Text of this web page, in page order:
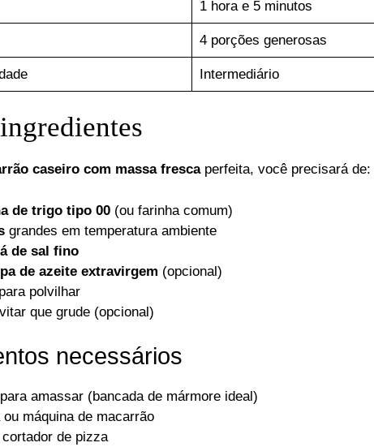
1 hora e 5 minutos
4 porções generosas
Intermediário
caseiro com massa frescaperfeita, você precisará de:
de trigo tipo 00 (ou farinha comum)
grandes em temperatura ambiente
de sal fino
de azeite extravirgem (opcional)
polvilhar
que grude (opcional)
necessários
amassar (bancada de mármore ideal)
máquina de macarrão
de pizza